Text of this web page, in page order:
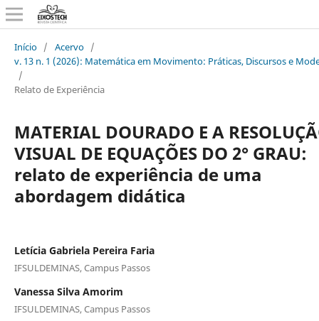
Início / Acervo /
v. 13 n. 1 (2026): Matemática em Movimento: Práticas, Discursos e
/
Relato de Experiência
MATERIAL DOURADO E A
VISUAL DE EQUAÇÕES DO 2° GRAU:
relato de experiência de uma
abordagem didática
Letícia Gabriela Pereira Faria
IFSULDEMINAS, Campus Passos
Vanessa Silva Amorim
IFSULDEMINAS, Campus Passos